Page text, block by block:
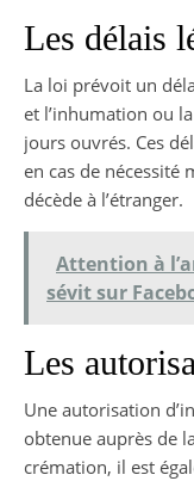
Les délais
La loi prévoit un
et l’inhumation ou
jours ouvrés. Ces
en cas de
décède à l’étranger.
Attention à
sévit sur
Les
Une autorisation
obtenue auprès de
crémation, il est